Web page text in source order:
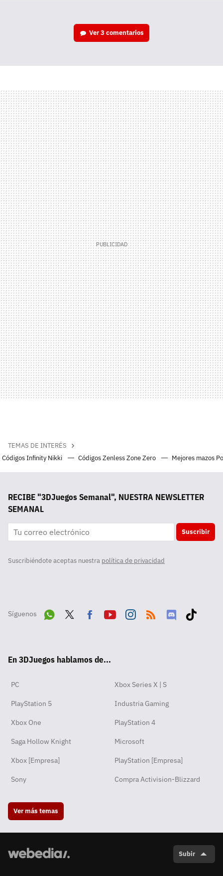
Ver3 comentarios
TEMAS DE INTERÉS
Códigos Infinity Nikki
Códigos Zenless Zone Zero Mejores mazos
RECIBE "3DJuegos Semanal", NUESTRA NEWSLETTER
SEMANAL
Suscribir
Suscribiéndote aceptas nuestra política de privacidad
Síguenos
pp
ok
En 3DJuegos hablamos de...
PC Xbox Series X | S
PlayStation 5 Industria Gaming
Xbox One PlayStation 4
Saga Hollow Knight Microsoft
Xbox [Empresa] PlayStation [Empresa]
Sony Compra Activision-Blizzard
Ver más temas
Subir